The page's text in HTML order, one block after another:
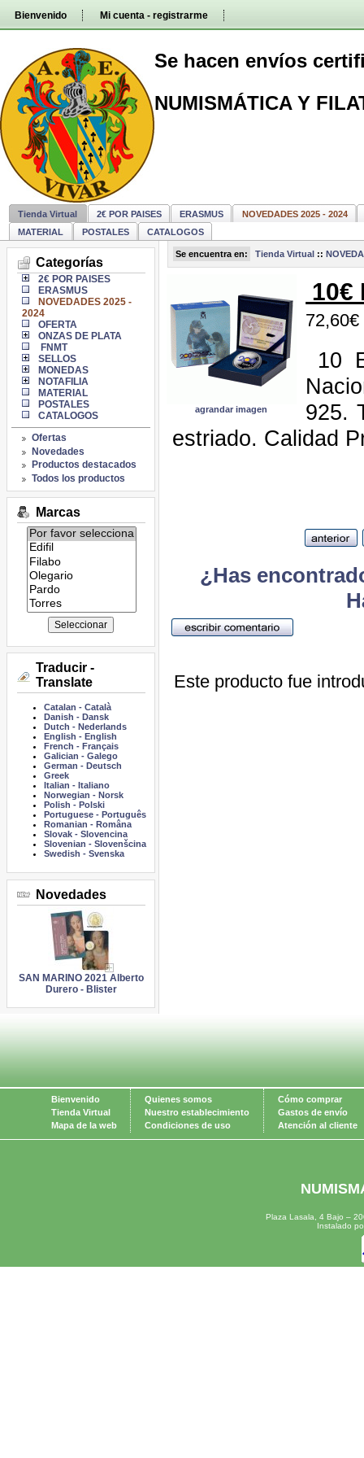
directamente
Bienvenido Mi cuenta - registrarme
Se hacen envíos
NUMISMÁTICA Y
Tienda Virtual 2€ POR PAISES ERASMUS
NOVEDADES 2025 - 2024
MATERIAL
POSTALES CATALOGOS
Categorías
2€ POR PAISES
ERASMUS
NOVEDADES 2025 -
2024
OFERTA
ONZAS DE PLATA
FNMT
SELLOS
MONEDAS
NOTAFILIA
MATERIAL
POSTALES
CATALOGOS
Ofertas
Novedades
Productos destacados
Todos los productos
Marcas
Listado
de
marcas:
Traducir -
Translate
Catalan -Català
Danish - Dansk
Dutch - Nederlands
English - English
French - Français
Galician -Galego
German - Deutsch
Greek
Italian - Italiano
Norwegian - Norsk
Polish - Polski
Portuguese - Português
Romanian - Româna
Slovak -Slovencina
Slovenian -Slovenšcina
Swedish -Svenska
Novedades
SAN MARINO 2021 Alberto
Durero - Blister
Se encuentra en: Tienda Virtual::
agrandar imagen
10€
72,60€
10
925.
estriado. Calidad
¿Has
Este producto fue
Bienvenido
Tienda Virtual
Mapa de la web
Quienes somos
Nuestro establecimiento
Condiciones de uso
Cómo comprar
Gastos de envío
Atención al cliente
Plaza Lasala, 4 Bajo –
Instalado